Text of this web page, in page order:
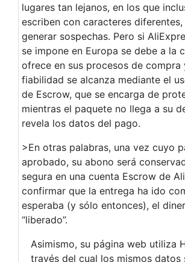
lugares tan lejanos, en los que
escriben con caracteres diferentes,
generar sospechas. Pero si
se impone en Europa se debe a la
ofrece en sus procesos de compra
fiabilidad se alcanza mediante el
de Escrow, que se encarga de
mientras el paquete no llega a su
revela los datos del pago.
>En otras palabras, una vez cuyo
aprobado, su abono será
segura en una cuenta Escrow de
confirmar que la entrega ha ido
esperaba (y sólo entonces), el
“liberado”.
Asimismo, su página web utiliza
través del cual los mismos datos